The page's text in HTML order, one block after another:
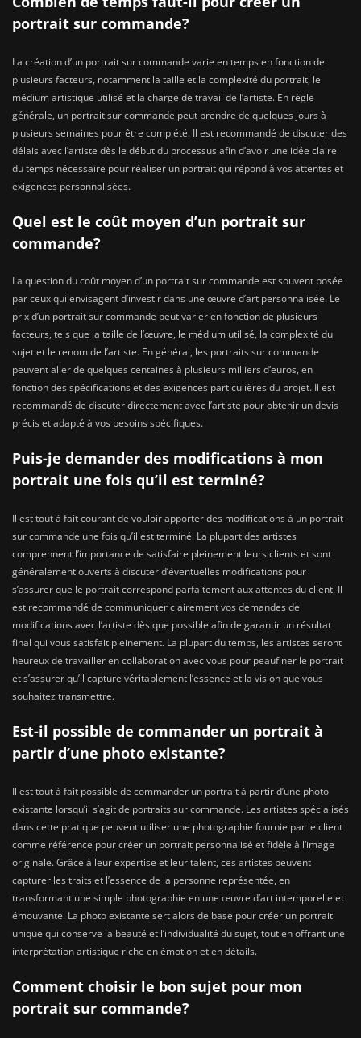
portrait sur commande?
La création d’un portrait sur commande varie en temps en fonction de
plusieurs facteurs, notamment la taille et la complexité du portrait, le
médium artistique utilisé et la charge de travail de l’artiste. En règle
générale, un portrait sur commande peut prendre de quelques jours à
plusieurs semaines pour être complété. Il est recommandé de discuter des
délais avec l’artiste dès le début du processus afin d’avoir une idée claire
du temps nécessaire pour réaliser un portrait qui répond à vos attentes et
exigences personnalisées.
Quel est le coût moyen d’un portrait sur
commande?
La question du coût moyen d’un portrait sur commande est souvent posée
par ceux qui envisagent d’investir dans une œuvre d’art personnalisée. Le
prix d’un portrait sur commande peut varier en fonction de plusieurs
facteurs, tels que la taille de l’œuvre, le médium utilisé, la complexité du
sujet et le renom de l’artiste. En général, les portraits sur commande
peuvent aller de quelques centaines à plusieurs milliers d’euros, en
fonction des spécifications et des exigences particulières du projet. Il est
recommandé de discuter directement avec l’artiste pour obtenir un devis
précis et adapté à vos besoins spécifiques.
Puis-je demander des modifications à mon
portrait une fois qu’il est terminé?
Il est tout à fait courant de vouloir apporter des modifications à un portrait
sur commande une fois qu’il est terminé. La plupart des artistes
comprennent l’importance de satisfaire pleinement leurs clients et sont
généralement ouverts à discuter d’éventuelles modifications pour
s’assurer que le portrait correspond parfaitement aux attentes du client. Il
est recommandé de communiquer clairement vos demandes de
modifications avec l’artiste dès que possible afin de garantir un résultat
final qui vous satisfait pleinement. La plupart du temps, les artistes seront
heureux de travailler en collaboration avec vous pour peaufiner le portrait
et s’assurer qu’il capture véritablement l’essence et la vision que vous
souhaitez transmettre.
Est-il possible de commander un portrait à
partir d’une photo existante?
Il est tout à fait possible de commander un portrait à partir d’une photo
existante lorsqu’il s’agit de portraits sur commande. Les artistes spécialisés
dans cette pratique peuvent utiliser une photographie fournie par le client
comme référence pour créer un portrait personnalisé et fidèle à l’image
originale. Grâce à leur expertise et leur talent, ces artistes peuvent
capturer les traits et l’essence de la personne représentée, en
transformant une simple photographie en une œuvre d’art intemporelle et
émouvante. La photo existante sert alors de base pour créer un portrait
unique qui conserve la beauté et l’individualité du sujet, tout en offrant une
interprétation artistique riche en émotion et en détails.
Comment choisir le bon sujet pour mon
portrait sur commande?